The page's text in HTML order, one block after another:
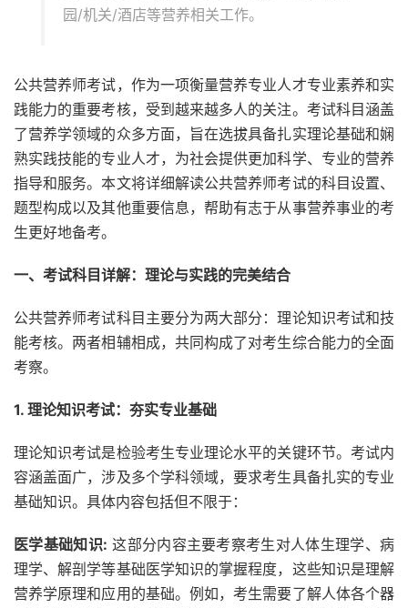
园/机关/酒店等营养相关工作。
公共营养师考试，作为一项衡量营养专业人才专业素养和实
践能力的重要考核，受到越来越多人的关注。考试科目涵盖
了营养学领域的众多方面，旨在选拔具备扎实理论基础和娴
熟实践技能的专业人才，为社会提供更加科学、专业的营养
指导和服务。本文将详细解读公共营养师考试的科目设置、
题型构成以及其他重要信息，帮助有志于从事营养事业的考
生更好地备考。
一、考试科目详解：理论与实践的完美结合
公共营养师考试科目主要分为两大部分：理论知识考试和技
能考核。两者相辅相成，共同构成了对考生综合能力的全面
考察。
1. 理论知识考试：夯实专业基础
理论知识考试是检验考生专业理论水平的关键环节。考试内
容涵盖面广，涉及多个学科领域，要求考生具备扎实的专业
基础知识。具体内容包括但不限于：
医学基础知识: 这部分内容主要考察考生对人体生理学、病
理学、解剖学等基础医学知识的掌握程度，这些知识是理解
营养学原理和应用的基础。例如，考生需要了解人体各个器